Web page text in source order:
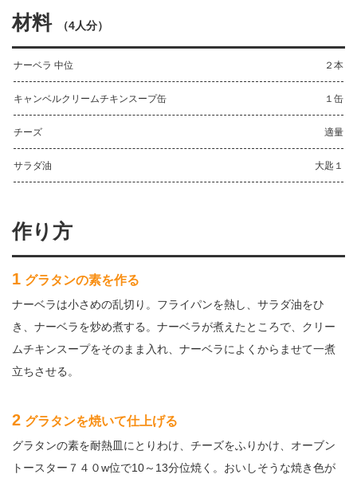
材料 （4人分）
ナーベラ 中位 ２本
キャンベルクリームチキンスープ缶 １缶
チーズ 適量
サラダ油 大匙１
作り方
1 グラタンの素を作る
ナーベラは小さめの乱切り。フライパンを熱し、サラダ油をひ
き、ナーベラを炒め煮する。ナーベラが煮えたところで、クリー
ムチキンスープをそのまま入れ、ナーベラによくからませて一煮
立ちさせる。
2 グラタンを焼いて仕上げる
グラタンの素を耐熱皿にとりわけ、チーズをふりかけ、オーブン
トースター７４０w位で10～13分位焼く。おいしそうな焼き色が